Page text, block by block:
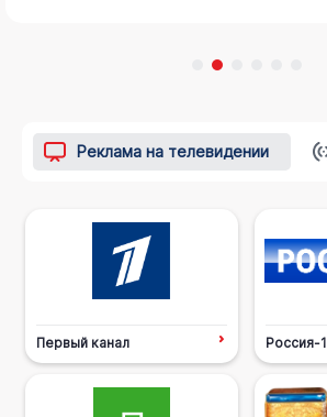
Реклама на телевидении
Первый канал Россия-1